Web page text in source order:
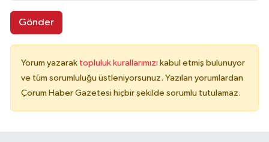
Gönder
Yorum yazarak topluluk kurallarımızı kabul etmiş bulunuyor
ve tüm sorumluluğu üstleniyorsunuz. Yazılan yorumlardan
Çorum Haber Gazetesi hiçbir şekilde sorumlu tutulamaz.